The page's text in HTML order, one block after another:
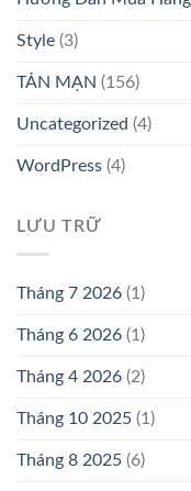
Style (3)
TẢN MẠN (156)
Uncategorized (4)
WordPress (4)
LƯU TRỮ
Tháng 7 2026 (1)
Tháng 6 2026 (1)
Tháng 4 2026 (2)
Tháng 10 2025 (1)
Tháng 8 2025 (6)